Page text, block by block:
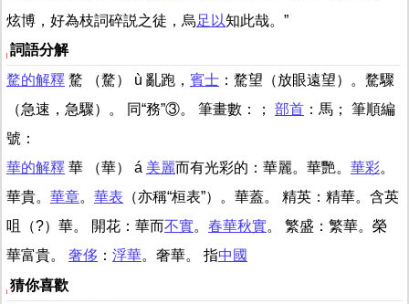
炫博，好為枝詞碎説之徒，烏足以知此哉。”
詞語分解
騖的解釋 騖 （騖） ù 亂跑， 賓士 ：騖望（放眼遠望）。騖驟
（急速，急驟）。 同“務”③。 筆畫數：； 部首 ：馬； 筆順編
號：
華的解釋 華 （華） á 美麗而有光彩的：華麗。華艷。 華彩。
華貴。 華章。 華表 （亦稱“桓表”）。華蓋。 精英：精華。含英
咀（?）華。 開花：華而不實。 春華秋實。 繁盛：繁華。榮
華富貴。 奢侈 ： 浮華。奢華。 指中國
猜你喜歡